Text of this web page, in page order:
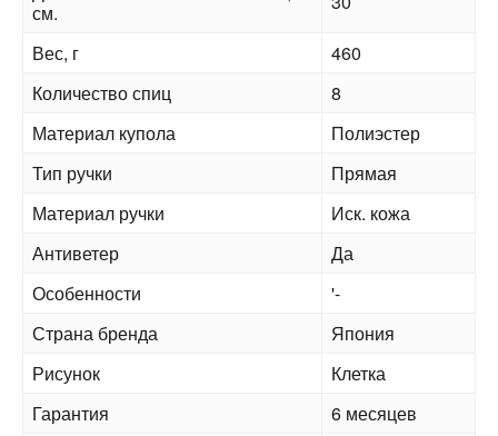
см.
Вес, г
460
Количество спиц
8
Материал купола
Полиэстер
Тип ручки
Прямая
Материал ручки
Иск. кожа
Антиветер
Да
Особенности
'-
Страна бренда
Япония
Рисунок
Клетка
Гарантия
6 месяцев